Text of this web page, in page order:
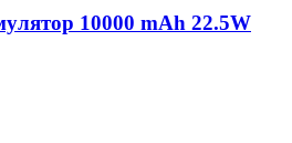
10000 mAh 22.5W